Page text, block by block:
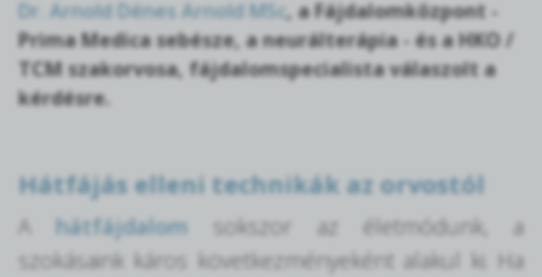
Dr. Arnold Dénes Arnold MSc, a Fájdalomközpont -
Prima Medica sebésze, a neurálterápia - és a HKO /
TCM szakorvosa, fájdalomspecialista válaszolt a
kérdésre.
Hátfájás elleni technikák az orvostól
Ahátfájdalom sokszor az életmódunk, a
szokásaink káros következményeként alakul ki. Ha